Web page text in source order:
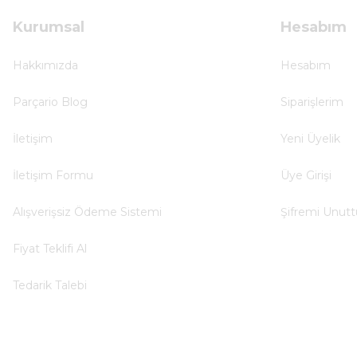
Kurumsal
Hakkımızda
Parçario Blog
İletişim
İletişim Formu
Alışverişsiz Ödeme Sistemi
Fiyat Teklifi Al
Tedarik Talebi
Hesabım
Hesabım
Siparişlerim
Yeni Üyelik
Üye Girişi
Şifremi